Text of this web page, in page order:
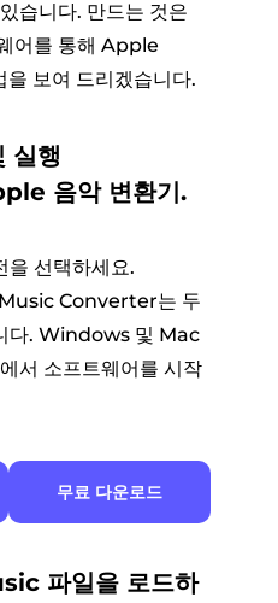
습니다. 만드는 것은
어를 통해 Apple
보여 드리겠습니다.
실행
음악 변환기.
을 선택하세요.
Converter는 두
다. Windows 및 Mac
서 소프트웨어를 시작
무료 다운로드
파일을 로드하